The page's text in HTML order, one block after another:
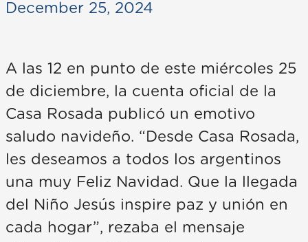
December 25, 2024
A las 12 en punto de este miércoles 25
de diciembre, la cuenta oficial de la
Casa Rosada publicó un emotivo
saludo navideño. “Desde Casa Rosada,
les deseamos a todos los argentinos
una muy Feliz Navidad. Que la llegada
del Niño Jesús inspire paz y unión en
cada hogar”, rezaba el mensaje